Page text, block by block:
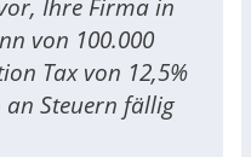
Ihre Firma in
von 100.000
Tax von 12,5%
Steuern fällig